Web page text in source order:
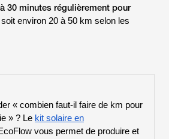
30 minutes régulièrement pour
soit environ 20 à 50 km selon les
« combien faut-il faire de km pour
» ? Le kit solaire en
vous permet de produire et